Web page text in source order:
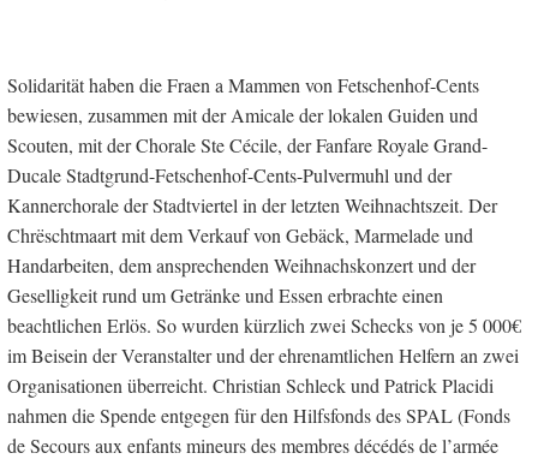
Solidarität haben die Fraen a Mammen von Fetschenhof-Cents
bewiesen, zusammen mit der Amicale der lokalen Guiden und
Scouten, mit der Chorale Ste Cécile, der Fanfare Royale Grand-
Ducale Stadtgrund-Fetschenhof-Cents-Pulvermuhl und der
Kannerchorale der Stadtviertel in der letzten Weihnachtszeit. Der
Chrëschtmaart mit dem Verkauf von Gebäck, Marmelade und
Handarbeiten, dem ansprechenden Weihnachskonzert und der
Geselligkeit rund um Getränke und Essen erbrachte einen
beachtlichen Erlös. So wurden kürzlich zwei Schecks von je 5 000€
im Beisein der Veranstalter und der ehrenamtlichen Helfern an zwei
Organisationen überreicht. Christian Schleck und Patrick Placidi
nahmen die Spende entgegen für den Hilfsfonds des SPAL (Fonds
de Secours aux enfants mineurs des membres décédés de l’armée